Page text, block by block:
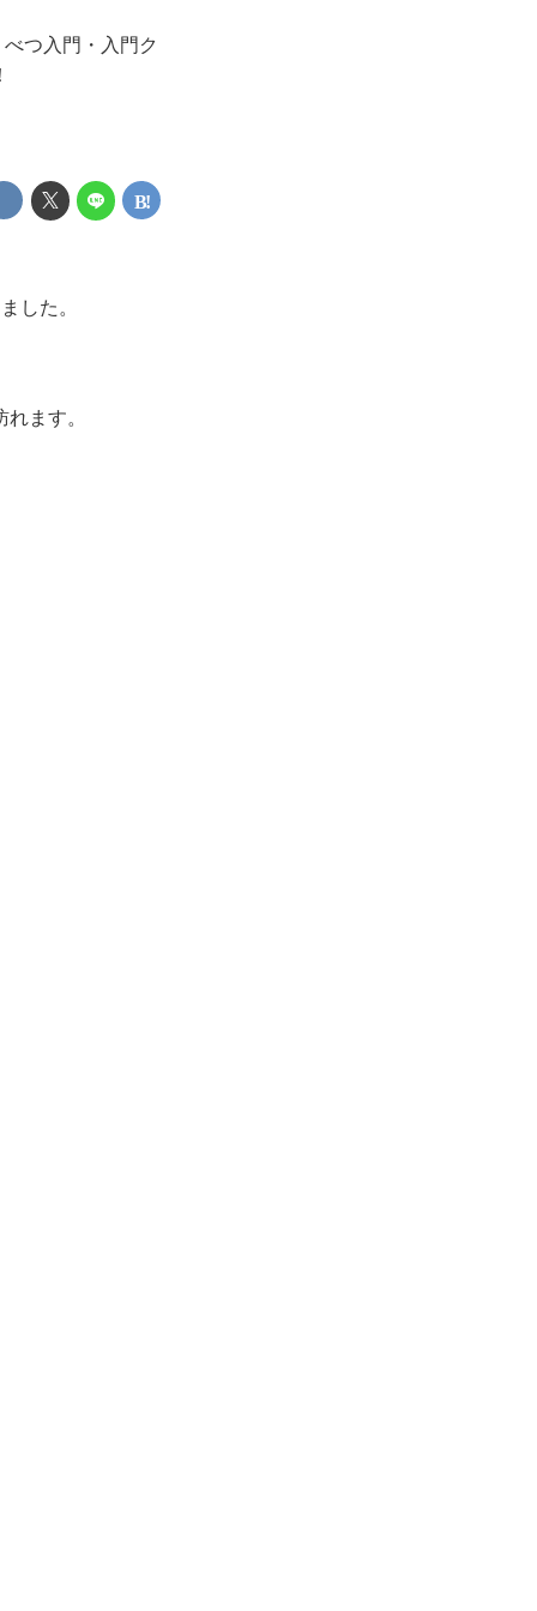
つ入門・入門ク
した。
ます。